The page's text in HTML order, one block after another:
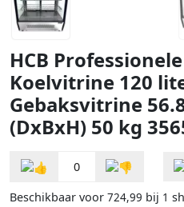
HCB
Koelvitrine 120
Gebaksvitrine
(DxBxH) 50 kg
0
Beschikbaar voor 724,99 bij 1